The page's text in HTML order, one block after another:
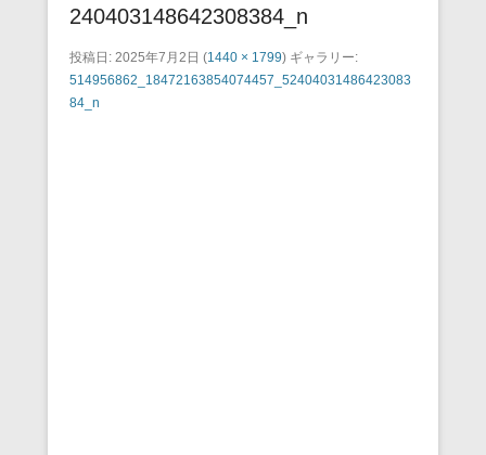
240403148642308384_n
投稿日: 2025年7月2日 (1440 × 1799) ギャラリー:
514956862_18472163854074457_52404031486423083
84_n